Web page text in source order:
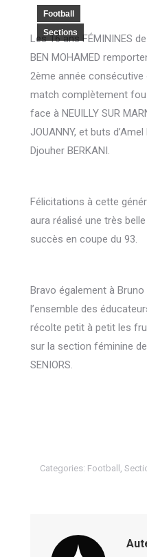
Football
Sections
Les 16 ans FÉMININES
BEN MOHAMED
2ème année consécutive
match complètement
face à NEUILLY SUR
JOUANNY, et buts
Djouher BERKANI.
Félicitations à cette
aura réalisé une très
succès en coupe du 93.
Bravo également à
l’ensemble des
récolte petit à petit les
sur la section féminine
SENIORS.
Categories: Football ,